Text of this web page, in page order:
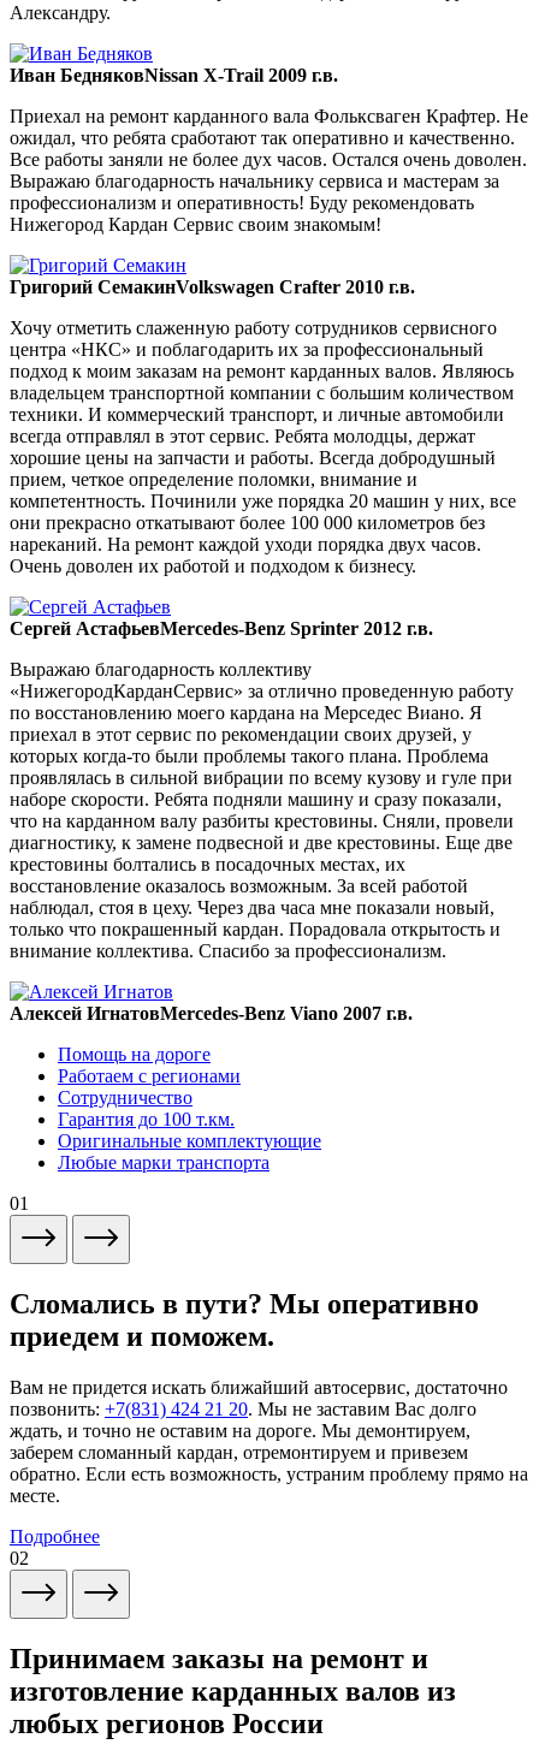
Александру.
Иван БедняковNissan X-Trail 2009 г.в.
Приехал на ремонт карданного вала Фольксваген Крафтер. Не
ожидал, что ребята сработают так оперативно и качественно.
Все работы заняли не более дух часов. Остался очень доволен.
Выражаю благодарность начальнику сервиса и мастерам за
профессионализм и оперативность! Буду рекомендовать
Нижегород Кардан Сервис своим знакомым!
Григорий СемакинVolkswagen Crafter 2010 г.в.
Хочу отметить слаженную работу сотрудников сервисного
центра «НКС» и поблагодарить их за профессиональный
подход к моим заказам на ремонт карданных валов. Являюсь
владельцем транспортной компании с большим количеством
техники. И коммерческий транспорт, и личные автомобили
всегда отправлял в этот сервис. Ребята молодцы, держат
хорошие цены на запчасти и работы. Всегда добродушный
прием, четкое определение поломки, внимание и
компетентность. Починили уже порядка 20 машин у них, все
они прекрасно откатывают более 100 000 километров без
нареканий. На ремонт каждой уходи порядка двух часов.
Очень доволен их работой и подходом к бизнесу.
Сергей АстафьевMercedes-Benz Sprinter 2012 г.в.
Выражаю благодарность коллективу
«НижегородКарданСервис» за отлично проведенную работу
по восстановлению моего кардана на Мерседес Виано. Я
приехал в этот сервис по рекомендации своих друзей, у
которых когда-то были проблемы такого плана. Проблема
проявлялась в сильной вибрации по всему кузову и гуле при
наборе скорости. Ребята подняли машину и сразу показали,
что на карданном валу разбиты крестовины. Сняли, провели
диагностику, к замене подвесной и две крестовины. Еще две
крестовины болтались в посадочных местах, их
восстановление оказалось возможным. За всей работой
наблюдал, стоя в цеху. Через два часа мне показали новый,
только что покрашенный кардан. Порадовала открытость и
внимание коллектива. Спасибо за профессионализм.
Алексей ИгнатовMercedes-Benz Viano 2007 г.в.
Помощь на дороге
Работаем с регионами
Сотрудничество
Гарантия до 100 т.км.
Оригинальные комплектующие
Любые марки транспорта
01
Сломались в пути? Мы оперативно
приедем и поможем.
Вам не придется искать ближайший автосервис, достаточно
позвонить: +7(831) 424 21 20. Мы не заставим Вас долго
ждать, и точно не оставим на дороге. Мы демонтируем,
заберем сломанный кардан, отремонтируем и привезем
обратно. Если есть возможность, устраним проблему прямо на
месте.
Подробнее
02
Принимаем заказы на ремонт и
изготовление карданных валов из
любых регионов России